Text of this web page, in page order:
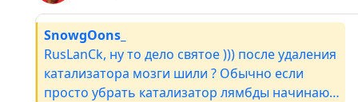
SnowgOons_
RusLanCk, ну то дело святое ))) после удаления
катализатора мозги шили ? Обычно если
просто убрать катализатор лямбды начинают